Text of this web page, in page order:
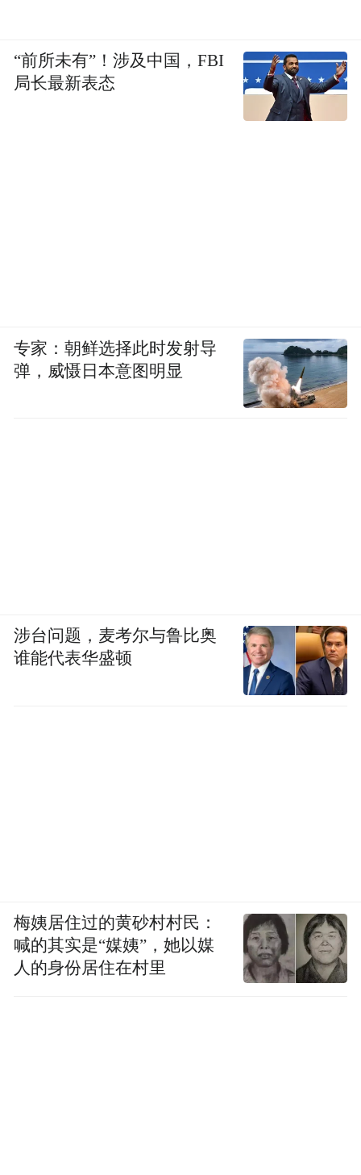
“前所未有”！涉及中国，FBI
局长最新表态
专家：朝鲜选择此时发射导
弹，威慑日本意图明显
涉台问题，麦考尔与鲁比奥
谁能代表华盛顿
梅姨居住过的黄砂村村民：
喊的其实是“媒姨”，她以媒
人的身份居住在村里